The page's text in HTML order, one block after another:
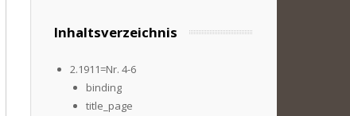
Inhaltsverzeichnis
2.1911=Nr. 4-6
binding
title_page